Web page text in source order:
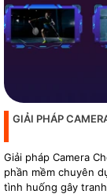
GIẢI PHÁP
Giải pháp Camera
phần mềm chuyên
tình huống gây